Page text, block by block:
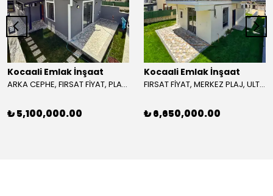
Kocaali Emlak İnşaat
ARKA CEPHE, FIRSAT FİYAT, PLAJA 270METRE, YERDEN ISITMA 3+1 TRİPLEKS VİLLA! KOCAALİ ALANDERE MH
₺ 5,100,000.00
Kocaali Emlak İnşaat
FIRSAT FİYAT, MERKEZ PLAJ, ULTRA GENİŞ BAHÇE, LÜKS DİZAYN 4+1 TRİPLEKS VİLLA! KOCAALİ YALI MH
₺ 6,650,000.00